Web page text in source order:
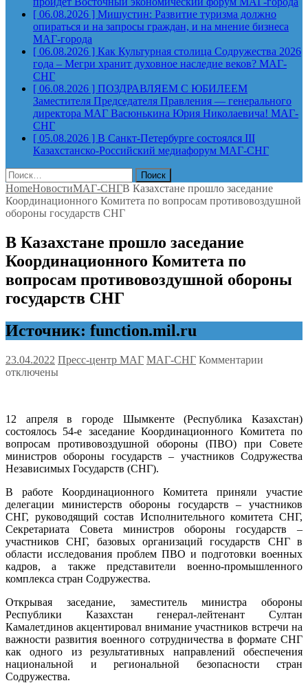
[ 06.08.2026 ] Мишустин: Развитие туризма должно
опираться и на запросы граждан, и на мнение бизнеса
МАГ-города
[ 06.08.2026 ] Как Культурная столица Содружества 2026
года – Мегри хранит духовное наследие веков? МАГ-
СНГ
[ 06.08.2026 ] ПОЗДРАВЛЯЕМ С ЮБИЛЕЕМ
Заместителя Председателя Правления — генерального
директора МАГ Васюнькина Юрия Николаевича! МАГ-
СНГ
[ 05.08.2026 ] В Санкт-Петербурге состоялся III
Казахстанско-Российский медиафорум МАГ-СНГ
Найти:
HomeНовостиМАГ-СНГВ Казахстане прошло заседание
Координационного Комитета по вопросам противовоздушной
обороны государств СНГ
В Казахстане прошло заседание
Координационного Комитета по
вопросам противовоздушной обороны
государств СНГ
Источник: function.mil.ru
23.04.2022 Пресс-центр МАГ МАГ-СНГ Комментарии
заседание
Комитета
по
обороны
СНГ
отключены
12 апреля в городе Шымкенте (Республика Казахстан)
состоялось 54-е заседание Координационного Комитета по
вопросам противовоздушной обороны (ПВО) при Совете
министров обороны государств – участников Содружества
Независимых Государств (СНГ).
В работе Координационного Комитета приняли участие
делегации министерств обороны государств – участников
СНГ, руководящий состав Исполнительного комитета СНГ,
Секретариата Совета министров обороны государств –
участников СНГ, базовых организаций государств СНГ в
области исследования проблем ПВО и подготовки военных
кадров, а также представители военно-промышленного
комплекса стран Содружества.
Открывая заседание, заместитель министра обороны
Республики Казахстан генерал-лейтенант Султан
Камалетдинов акцентировал внимание участников встречи на
важности развития военного сотрудничества в формате СНГ
как одного из результативных направлений обеспечения
национальной и региональной безопасности стран
Содружества.